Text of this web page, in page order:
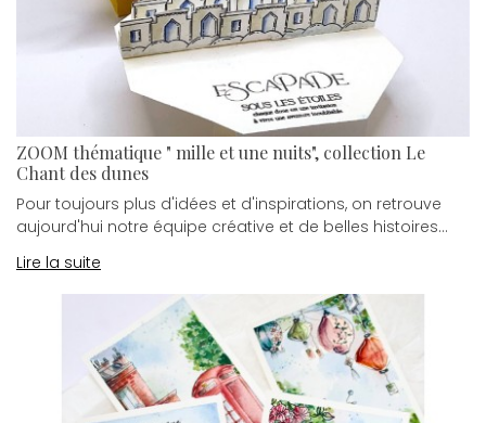
ZOOM thématique " mille et une nuits", collection Le
Chant des dunes
Pour toujours plus d'idées et d'inspirations, on retrouve
aujourd'hui notre équipe créative et de belles histoires...
Lire la suite